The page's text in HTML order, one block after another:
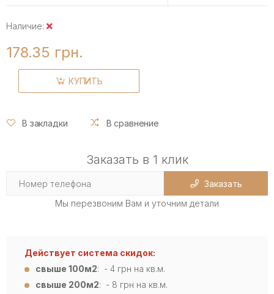
Наличие:
178.35 грн.
КУПИТЬ
В закладки В сравнение
Заказать в 1 клик
Заказать
Мы перезвоним Вам и уточним детали
Действует система скидок:
свыше 100м2: - 4 грн на кв.м.
свыше 200м2: - 8 грн на кв.м.